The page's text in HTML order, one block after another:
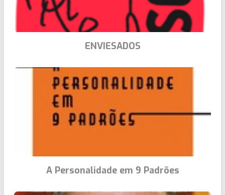
ENVIESADOS
A Personalidade em 9 Padrões